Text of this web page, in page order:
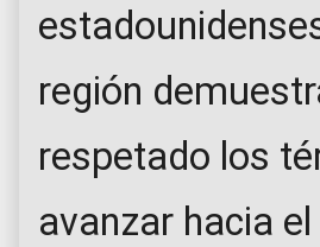
región
respetado los
avanzar hacia